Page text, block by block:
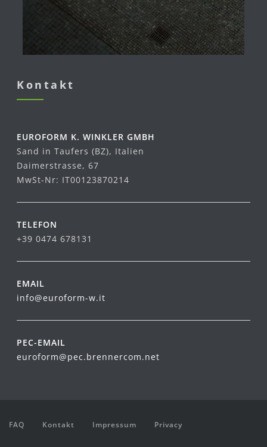
Kontakt
EUROFORM K. WINKLER GMBH
Sand in Taufers (BZ), Italien
Daimerstrasse, 67
MwSt-Nr: IT00123870214
TELEFON
+39 0474 678131
EMAIL
info@euroform-w.it
PEC-EMAIL
euroform@pec.brennercom.net
FAQ Kontakt Impressum Privacy